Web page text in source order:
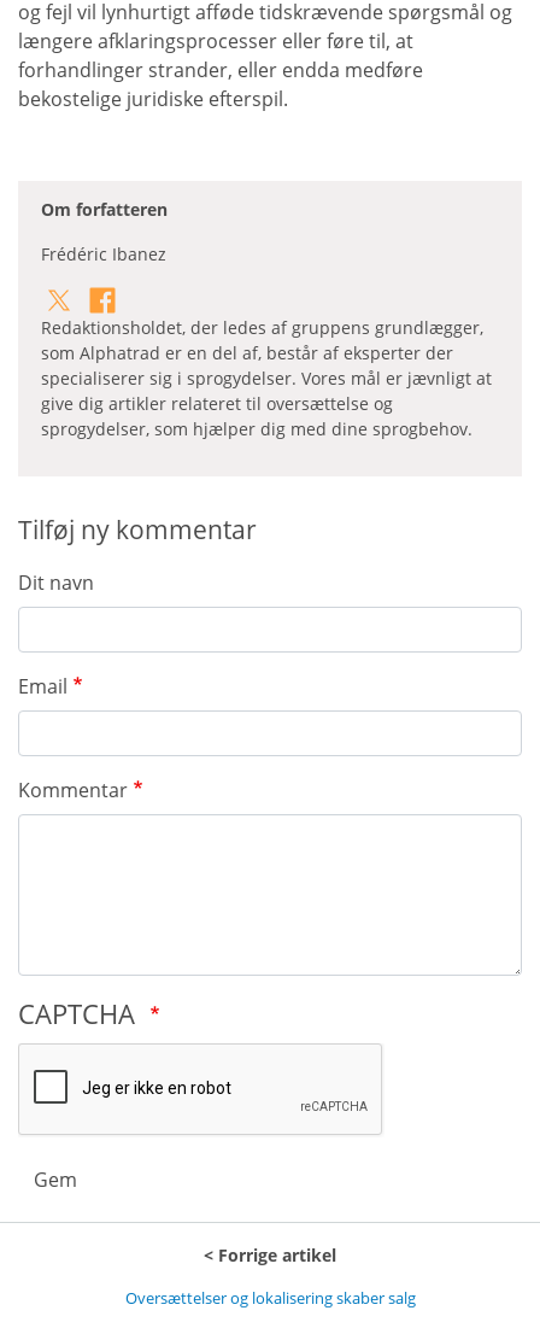
og fejl vil lynhurtigt afføde tidskrævende spørgsmål og
længere afklaringsprocesser eller føre til, at
forhandlinger strander, eller endda medføre
bekostelige juridiske efterspil.
Om forfatteren
Frédéric Ibanez
Redaktionsholdet, der ledes af gruppens grundlægger,
som Alphatrad er en del af, består af eksperter der
specialiserer sig i sprogydelser. Vores mål er jævnligt at
give dig artikler relateret til oversættelse og
sprogydelser, som hjælper dig med dine sprogbehov.
Tilføj ny kommentar
Dit navn
Email
Kommentar
CAPTCHA
Gem
Forrige artikel
Oversættelser og lokalisering skaber salg